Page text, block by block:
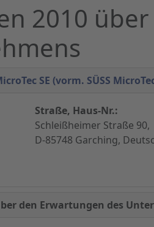
2010
SE (vorm. SÜSS
Straße, Haus-Nr.:
Schleißheimer Straße 90,
D-85748 Garching,
den Erwartungen des